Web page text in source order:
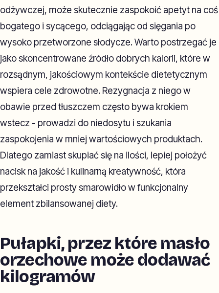
odżywczej, może skutecznie zaspokoić apetyt na coś
bogatego i sycącego, odciągając od sięgania po
wysoko przetworzone słodycze. Warto postrzegać je
jako skoncentrowane źródło dobrych kalorii, które w
rozsądnym, jakościowym kontekście dietetycznym
wspiera cele zdrowotne. Rezygnacja z niego w
obawie przed tłuszczem często bywa krokiem
wstecz - prowadzi do niedosytu i szukania
zaspokojenia w mniej wartościowych produktach.
Dlatego zamiast skupiać się na ilości, lepiej położyć
nacisk na jakość i kulinarną kreatywność, która
przekształci prosty smarowidło w funkcjonalny
element zbilansowanej diety.
Pułapki, przez które masło
orzechowe może dodawać
kilogramów